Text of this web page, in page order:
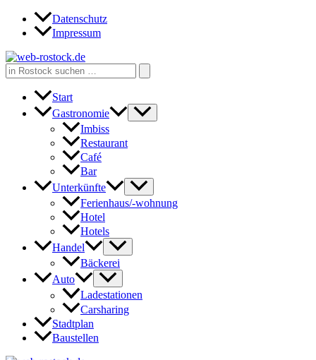
Zum
Inhalt
Datenschutz
Impressum
Search
for:
Start
Gastronomie
Imbiss
Restaurant
Café
Bar
Unterkünfte
Ferienhaus/-wohnung
Hotel
Hotels
Handel
Bäckerei
Auto
Ladestationen
Carsharing
Stadtplan
Baustellen